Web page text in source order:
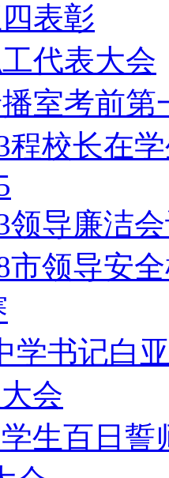
表彰
代表大会
室考前第
程校长在
领导廉洁
市领导安
学书记白
会
生百日誓